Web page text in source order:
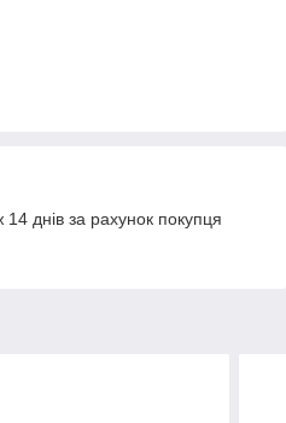
днів за рахунок покупця